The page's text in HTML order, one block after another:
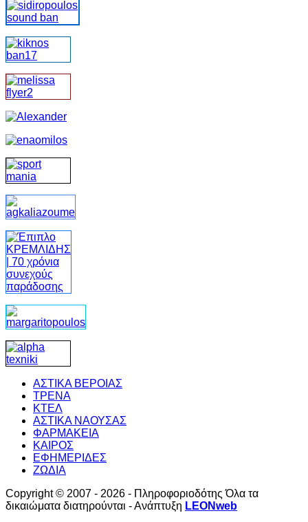
ΑΣΤΙΚΑ ΒΕΡΟΙΑΣ
ΤΡΕΝΑ
ΚΤΕΛ
ΑΣΤΙΚΑ ΝΑΟΥΣΑΣ
ΦΑΡΜΑΚΕΙΑ
ΚΑΙΡΟΣ
ΕΦΗΜΕΡΙΔΕΣ
ΖΩΔΙΑ
Copyright © 2007 - 2026 - Πληροφοριοδότης Όλα τα
δικαιώματα διατηρούνται - Ανάπτυξη LEONweb